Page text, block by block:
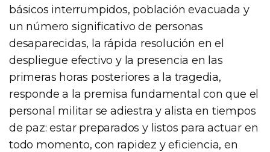
básicos interrumpidos, población evacuada y
un número significativo de personas
desaparecidas, la rápida resolución en el
despliegue efectivo y la presencia en las
primeras horas posteriores a la tragedia,
responde a la premisa fundamental con que el
personal militar se adiestra y alista en tiempos
de paz: estar preparados y listos para actuar en
todo momento, con rapidez y eficiencia, en